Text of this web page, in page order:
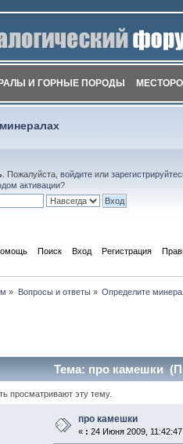
И ГОРНЫЕ ПОРОДЫ
. Пожалуйста,войдите или
активации?
Поиск Вход Регистрация
» Вопросы и ответы» Определите
Тема: про камешки
просматривают эту тему.
про камешки
« : 24 Июня 2009,